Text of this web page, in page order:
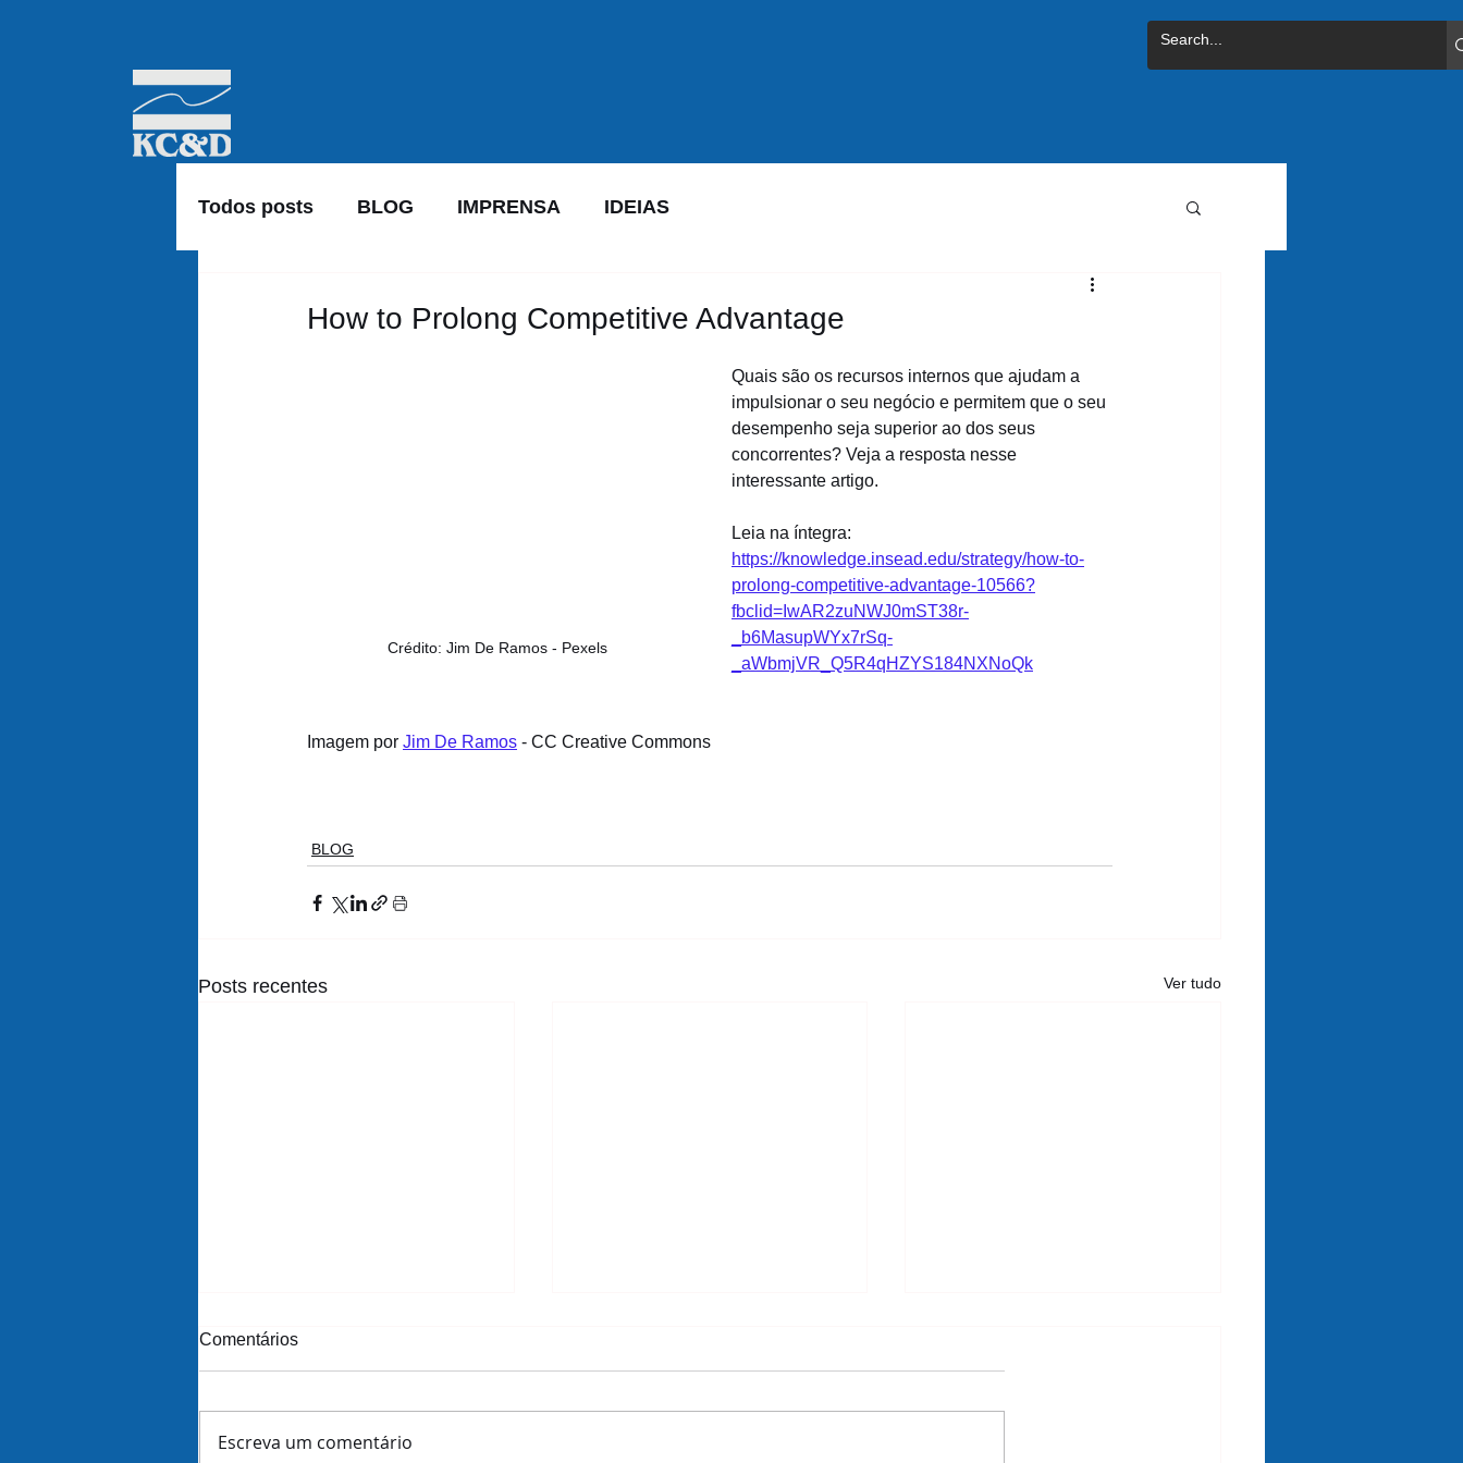
Todos posts BLOG IMPRENSA IDEIAS
How to Prolong Competitive Advantage
Crédito: Jim De Ramos - Pexels
Quais são os recursos internos que ajudam a
impulsionar o seu negócio e permitem que o seu
desempenho seja superior ao dos seus
concorrentes? Veja a resposta nesse
interessante artigo.
Leia na íntegra:
https://knowledge.insead.edu/strategy/how-to-
prolong-competitive-advantage-10566?
fbclid=IwAR2zuNWJ0mST38r-
_b6MasupWYx7rSq-
_aWbmjVR_Q5R4qHZYS184NXNoQk
Imagem por Jim De Ramos - CC Creative Commons
BLOG
Posts recentes Ver tudo
Comentários
Escreva um comentário